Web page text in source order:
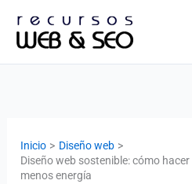
Inicio
Diseño web
Diseño web sostenible: cómo
menos energía